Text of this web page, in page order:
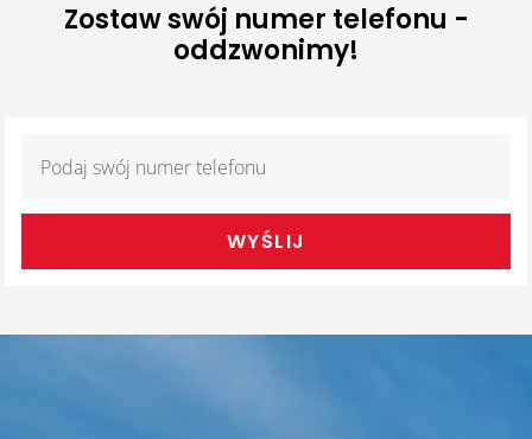
Zostaw swój numer telefonu -
oddzwonimy!
WYŚLIJ